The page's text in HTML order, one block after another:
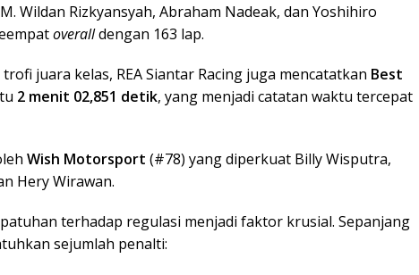
Wildan Rizkyansyah, Abraham Nadeak, dan Yoshihiro
overalldengan 163 lap.
juara kelas, REA Siantar Racing juga mencatatkan Best
2 menit 02,851 detik, yang menjadi catatan waktu tercepat
Wish Motorsport (#78) yang diperkuat Billy Wisputra,
Hery Wirawan.
terhadap regulasi menjadi faktor krusial. Sepanjang
sejumlah penalti: